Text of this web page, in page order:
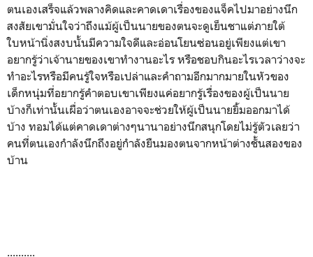
ตนเองเสร็จแล้วพลางคิดและคาดเดาเรื่องของแจ็คไปมาอย่างนึก
สงสัยเขามั่นใจว่าถึงแม้ผู้เป็นนายของตนจะดูเย็นชาแต่ภายใต้
ใบหน้านิ่งสงบนั้นมีความใจดีและอ่อนโยนซ่อนอยู่เพียงแต่เขา
อยากรู้ว่าเจ้านายของเขาทำงานอะไร หรือชอบกินอะไรเวลาว่างจะ
ทำอะไรหรือมีคนรู้ใจหรือเปล่าและคำถามอีกมากมายในหัวของ
เด็กหนุ่มที่อยากรู้คำตอบเขาเพียงแค่อยากรู้เรื่องของผู้เป็นนาย
บ้างก็เท่านั้นเผื่อว่าตนเองอาจจะช่วยให้ผู้เป็นนายยิ้มออกมาได้
บ้าง ทอมได้แต่คาดเดาต่างๆนานาอย่างนึกสนุกโดยไม่รู้ตัวเลยว่า
คนที่ตนเองกำลังนึกถึงอยู่กำลังยืนมองตนจากหน้าต่างชั้นสองของ
บ้าน
..........